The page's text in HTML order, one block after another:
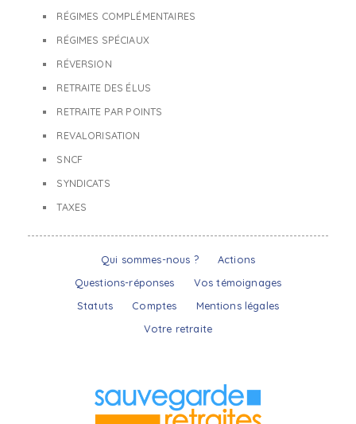
RÉGIMES COMPLÉMENTAIRES
RÉGIMES SPÉCIAUX
RÉVERSION
RETRAITE DES ÉLUS
RETRAITE PAR POINTS
REVALORISATION
SNCF
SYNDICATS
TAXES
Qui sommes-nous ?
Actions
Questions-réponses
Vos témoignages
Statuts
Comptes
Mentions légales
Votre retraite